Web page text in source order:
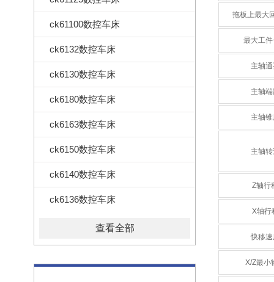
ck61100数控车床
ck6132数控车床
ck6130数控车床
ck6180数控车床
ck6163数控车床
ck6150数控车床
ck6140数控车床
ck6136数控车床
查看全部
拖板上最大
最大工
主轴通
主轴端
主轴锥
主轴转
Z轴行
X轴行
快移速
X/Z最小